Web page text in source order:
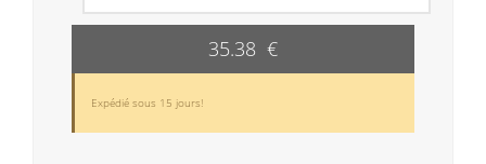
35.38 €
Expédié sous 15 jours!